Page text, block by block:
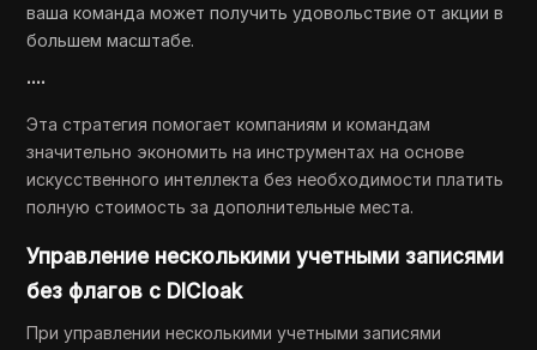
ваша команда может получить удовольствие от акции в
большем масштабе.
····
Эта стратегия помогает компаниям и командам
значительно экономить на инструментах на основе
искусственного интеллекта без необходимости платить
полную стоимость за дополнительные места.
Управление несколькими учетными записями
без флагов с DICloak
При управлении несколькими учетными записями